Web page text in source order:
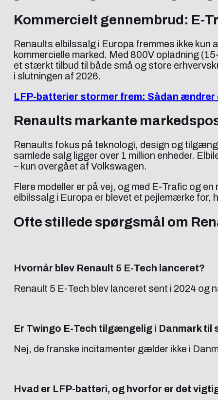
Kommercielt gennembrud: E-
Renaults elbilssalg i Europa fremmes ikke
kommercielle marked. Med 800V opladning
et stærkt tilbud til både små og store
i slutningen af 2026.
LFP-batterier stormer frem: Sådan ændrer
Renaults markante
Renaults fokus på teknologi, design og
samlede salg ligger over 1 million enheder.
– kun overgået af Volkswagen.
Flere modeller er på vej, og med E-Trafic og
elbilssalg i Europa er blevet et pejlemærke
Ofte stillede spørgsmål om
Hvornår blev Renault 5 E-Tech lanceret?
Renault 5 E-Tech blev lanceret sent i 2024 og
Er Twingo E-Tech tilgængelig i Danmark til
Nej, de franske incitamenter gælder ikke i
Hvad er LFP-batteri, og hvorfor er det